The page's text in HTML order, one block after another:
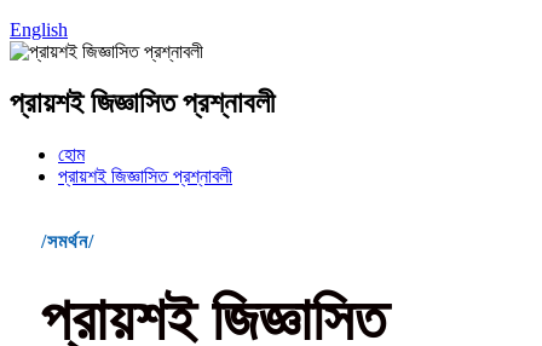
English
প্রায়শই জিজ্ঞাসিত প্রশ্নাবলী
হোম
প্রায়শই জিজ্ঞাসিত প্রশ্নাবলী
/সমর্থন/
প্রায়শই জিজ্ঞাসিত